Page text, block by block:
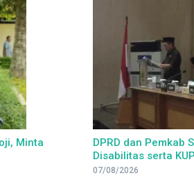
Minta
DPRD dan Pemkab
Disabilitas serta
07/08/2026